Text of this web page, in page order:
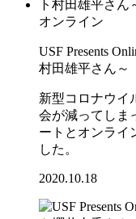
オンライン
USF Presents
村田雄平さん～
新型コロナウイ
会が減ってしま
ートとオンライ
した。
2020.10.18